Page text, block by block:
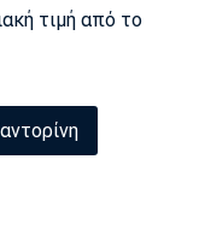
τιμή από το